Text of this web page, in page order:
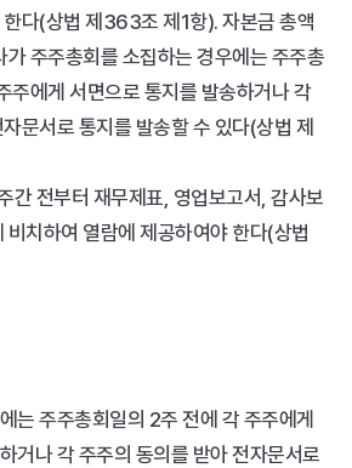
다(상법 제363조 제1항). 자본금 총액
주주총회를 소집하는 경우에는 주주총
주에게 서면으로 통지를 발송하거나 각
문서로 통지를 발송할 수 있다(상법 제
간 전부터 재무제표, 영업보고서, 감사보
비치하여 열람에 제공하여야 한다(상법
는 주주총회일의 2주 전에 각 주주에게
거나 각 주주의 동의를 받아 전자문서로